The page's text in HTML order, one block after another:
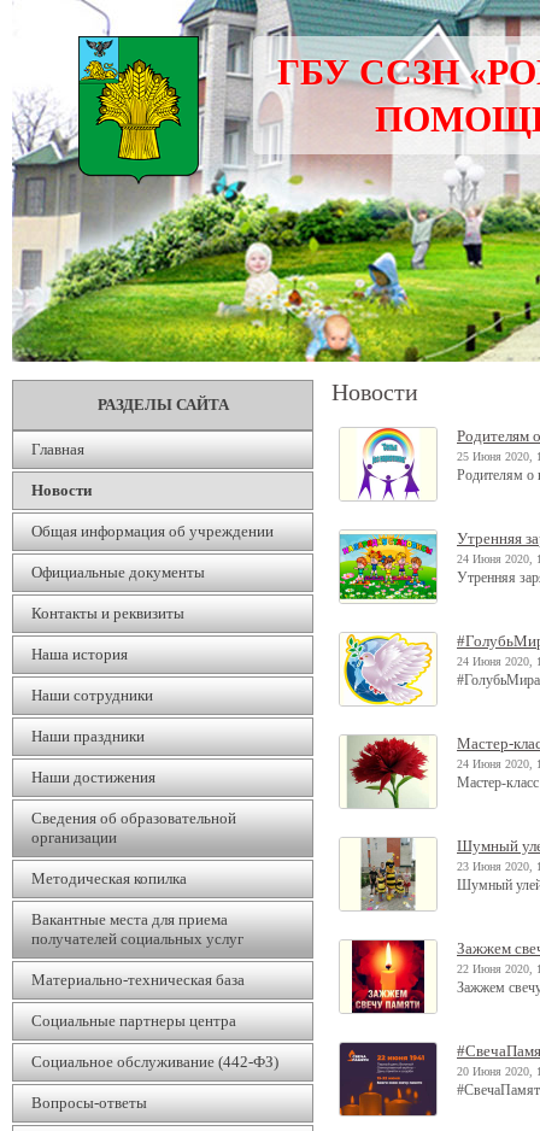
ГБУ ССЗН
РАЗДЕЛЫ САЙТА
Главная
Новости
Общая информация об учреждении
Официальные документы
Контакты и реквизиты
Наша история
Наши сотрудники
Наши праздники
Наши достижения
Сведения об образовательной
организации
Методическая копилка
Вакантные места для приема
получателей социальных услуг
Материально-техническая база
Социальные партнеры центра
Социальное обслуживание (442-ФЗ)
Вопросы-ответы
Новости
Родителям
25 Июня 2020,
Родителям о
Утренняя
24 Июня 2020,
Утренняя
24 Июня 2020,
#ГолубьМира
Мастер-
24 Июня 2020,
Мастер-
Шумный
23 Июня 2020,
Шумный
Зажжем
22 Июня 2020,
Зажжем
20 Июня 2020,